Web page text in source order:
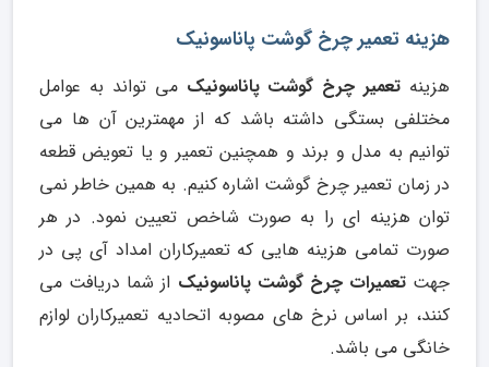
هزینه تعمیر چرخ گوشت پاناسونیک
هزینه تعمیر چرخ گوشت پاناسونیک می تواند به عوامل
مختلفی بستگی داشته باشد که از مهمترین آن ها می
توانیم به مدل و برند و همچنین تعمیر و یا تعویض قطعه
در زمان تعمیر چرخ گوشت اشاره کنیم. به همین خاطر نمی
توان هزینه ای را به صورت شاخص تعیین نمود. در هر
صورت تمامی هزینه هایی که تعمیرکاران امداد آی پی در
جهتتعمیرات چرخ گوشت پاناسونیک از شما دریافت می
کنند، بر اساس نرخ های مصوبه اتحادیه تعمیرکاران لوازم
خانگی می باشد.